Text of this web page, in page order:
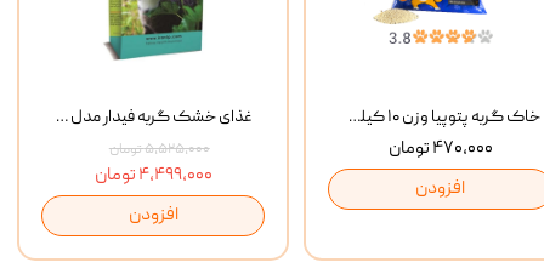
غذای خشک گربه فیدار مدل Adult وزن 10 کیلوگرم
۵,۵۲۵,۰۰۰ تومان
۴,۴۹۹,۰۰۰ تومان
افزودن
خاک گربه پتوپیا وزن ۱۰ کیلوگرم
۴۷۰,۰۰۰ تومان
افزودن